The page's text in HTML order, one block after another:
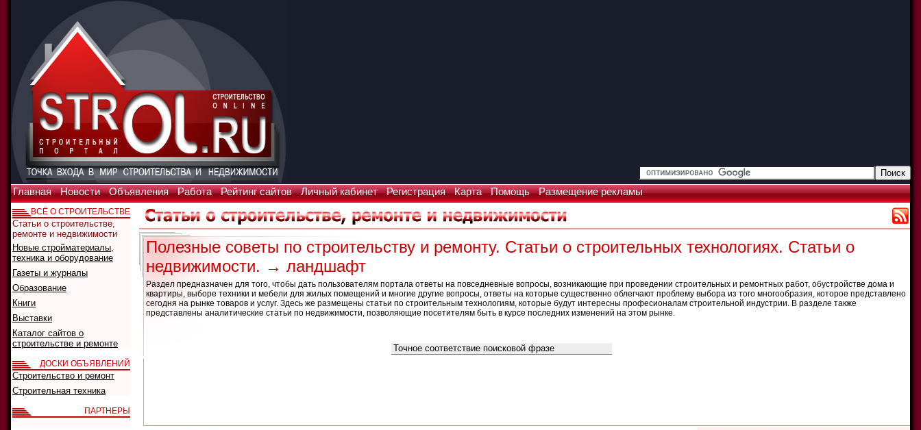
Главная Новости Объявления Работа Рейтинг сайтов Личный кабинет Регистрация Карта Помощь Размещение рекламы
Полезные советы по строительству и ремонту. Статьи о строительных технологиях. Статьи о
недвижимости. → ландшафт
Раздел предназначен для того, чтобы дать пользователям портала ответы на повседневные вопросы, возникающие при проведении строительных и ремонтных работ, обустройстве дома и
квартиры, выборе техники и мебели для жилых помещений и многие другие вопросы, ответы на которые существенно облегчают проблему выбора из того многообразия, которое представлено
сегодня на рынке товаров и услуг. Здесь же размещены статьи по строительным технологиям, которые будут интересны професионалам строительной индустрии. В разделе также
представлены аналитические статьи по недвижимости, позволяющие посетителям быть в курсе последних изменений на этом рынке.
ВСЁ О СТРОИТЕЛЬСТВЕ
Статьи о строительстве,
ремонте и недвижимости
Новые стройматериалы,
техника и оборудование
Газеты и журналы
Образование
Книги
Выставки
Каталог сайтов о
строительстве и ремонте
ДОСКИ ОБЪЯВЛЕНИЙ
Строительство и ремонт
Строительная техника
ПАРТНЕРЫ